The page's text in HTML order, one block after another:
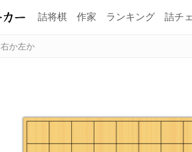
詰将棋 作家 ランキング 詰チ
右か左か